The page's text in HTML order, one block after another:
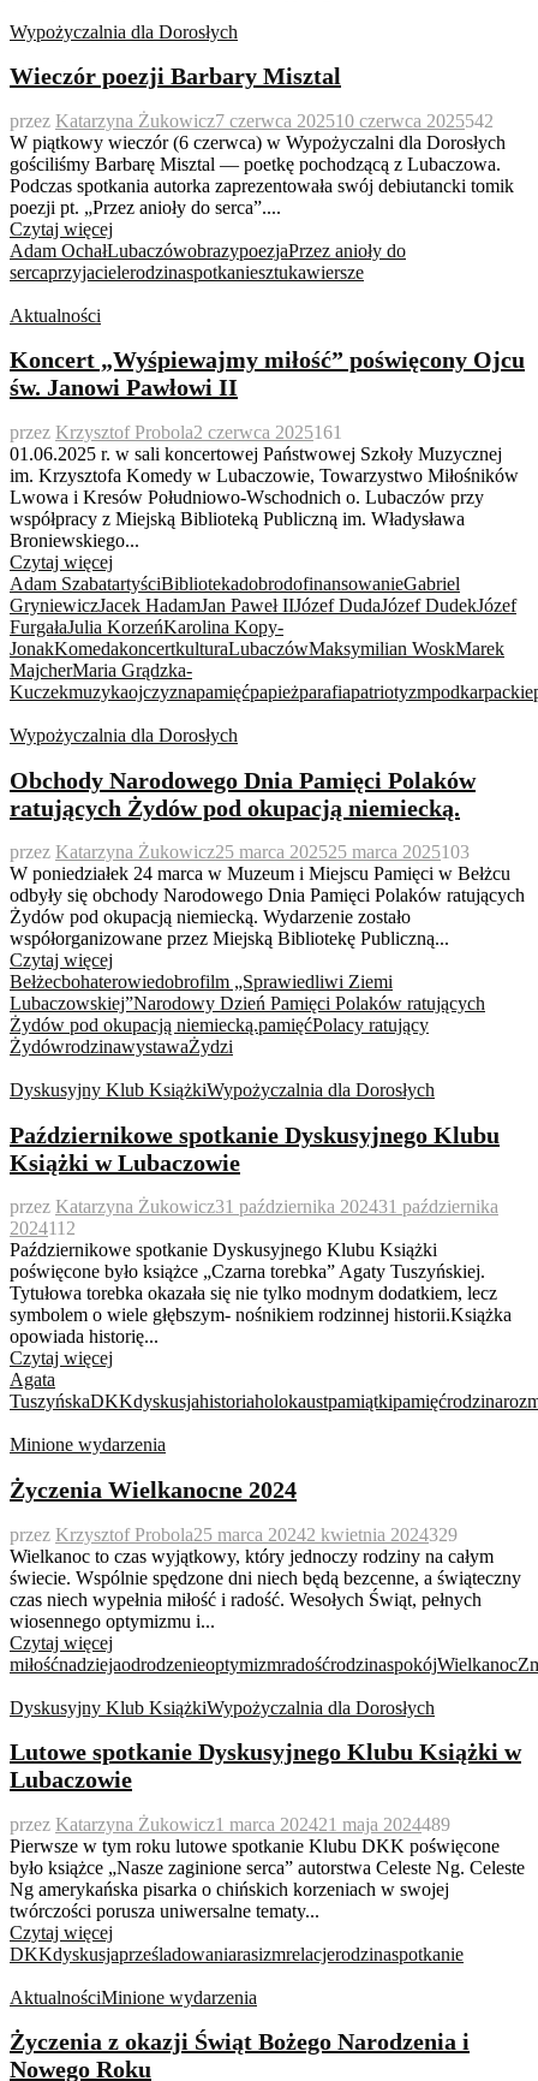
Wypożyczalnia dla Dorosłych
Wieczór poezji Barbary Misztal
przez Katarzyna Żukowicz7 czerwca 202510 czerwca 2025542
W piątkowy wieczór (6 czerwca) w Wypożyczalni dla Dorosłych
gościliśmy Barbarę Misztal — poetkę pochodzącą z Lubaczowa.
Podczas spotkania autorka zaprezentowała swój debiutancki tomik
poezji pt. „Przez anioły do serca”....
Czytaj więcej
Adam OchałLubaczówobrazypoezjaPrzez anioły do
sercaprzyjacielerodzinaspotkaniesztukawiersze
Aktualności
Koncert „Wyśpiewajmy miłość” poświęcony Ojcu
św. Janowi Pawłowi II
przez Krzysztof Probola2 czerwca 2025161
01.06.2025 r. w sali koncertowej Państwowej Szkoły Muzycznej
im. Krzysztofa Komedy w Lubaczowie, Towarzystwo Miłośników
Lwowa i Kresów Południowo-Wschodnich o. Lubaczów przy
współpracy z Miejską Biblioteką Publiczną im. Władysława
Broniewskiego...
Czytaj więcej
Adam SzabatartyściBibliotekadobrodofinansowanieGabriel
GryniewiczJacek HadamJan Paweł IIJózef DudaJózef DudekJózef
FurgałaJulia KorzeńKarolina Kopy-
JonakKomedakoncertkulturaLubaczówMaksymilian WoskMarek
MajcherMaria Grądzka-
Kuczekmuzykaojczyznapamięćpapieżparafiapatriotyzmpodkarpackie
Wypożyczalnia dla Dorosłych
Obchody Narodowego Dnia Pamięci Polaków
ratujących Żydów pod okupacją niemiecką.
przez Katarzyna Żukowicz25 marca 202525 marca 2025103
W poniedziałek 24 marca w Muzeum i Miejscu Pamięci w Bełżcu
odbyły się obchody Narodowego Dnia Pamięci Polaków ratujących
Żydów pod okupacją niemiecką. Wydarzenie zostało
współorganizowane przez Miejską Bibliotekę Publiczną...
Czytaj więcej
Bełżecbohaterowiedobrofilm „Sprawiedliwi Ziemi
Lubaczowskiej”Narodowy Dzień Pamięci Polaków ratujących
Żydów pod okupacją niemiecką.pamięćPolacy ratujący
ŻydówrodzinawystawaŻydzi
Dyskusyjny Klub KsiążkiWypożyczalnia dla Dorosłych
Październikowe spotkanie Dyskusyjnego Klubu
Książki w Lubaczowie
przez Katarzyna Żukowicz31 października 202431 października
2024112
Październikowe spotkanie Dyskusyjnego Klubu Książki
poświęcone było książce „Czarna torebka” Agaty Tuszyńskiej.
Tytułowa torebka okazała się nie tylko modnym dodatkiem, lecz
symbolem o wiele głębszym- nośnikiem rodzinnej historii.Książka
opowiada historię...
Czytaj więcej
Agata
TuszyńskaDKKdyskusjahistoriaholokaustpamiątkipamięćrodzina
Minione wydarzenia
Życzenia Wielkanocne 2024
przez Krzysztof Probola25 marca 20242 kwietnia 2024329
Wielkanoc to czas wyjątkowy, który jednoczy rodziny na całym
świecie. Wspólnie spędzone dni niech będą bezcenne, a świąteczny
czas niech wypełnia miłość i radość. Wesołych Świąt, pełnych
wiosennego optymizmu i...
Czytaj więcej
miłośćnadziejaodrodzenieoptymizmradośćrodzinaspokójWielkanoc
Dyskusyjny Klub KsiążkiWypożyczalnia dla Dorosłych
Lutowe spotkanie Dyskusyjnego Klubu Książki w
Lubaczowie
przez Katarzyna Żukowicz1 marca 202421 maja 2024489
Pierwsze w tym roku lutowe spotkanie Klubu DKK poświęcone
było książce „Nasze zaginione serca” autorstwa Celeste Ng. Celeste
Ng amerykańska pisarka o chińskich korzeniach w swojej
twórczości porusza uniwersalne tematy...
Czytaj więcej
DKKdyskusjaprześladowaniarasizmrelacjerodzinaspotkanie
AktualnościMinione wydarzenia
Życzenia z okazji Świąt Bożego Narodzenia i
Nowego Roku